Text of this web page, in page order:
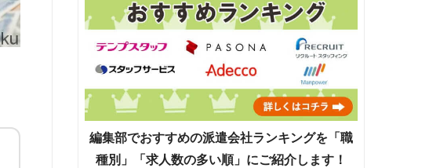
編集部でおすすめの派遣会社ランキングを「職
種別」「求人数の多い順」にご紹介します！